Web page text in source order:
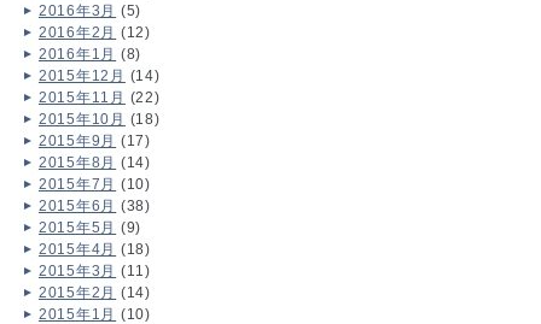
2016年3月 (5)
2016年2月 (12)
2016年1月 (8)
2015年12月 (14)
2015年11月 (22)
2015年10月 (18)
2015年9月 (17)
2015年8月 (14)
2015年7月 (10)
2015年6月 (38)
2015年5月 (9)
2015年4月 (18)
2015年3月 (11)
2015年2月 (14)
2015年1月 (10)